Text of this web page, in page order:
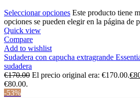
Seleccionar opciones Este producto tiene
opciones se pueden elegir en la página de
Quick view
Compare
Add to wishlist
Sudadera con capucha extragrande
sudadera
€170.00 El precio original era: €170.00.€
€80.00.
-53%